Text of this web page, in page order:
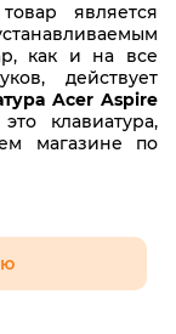
является
как и на все
действует
Acer Aspire
клавиатура,
магазине по